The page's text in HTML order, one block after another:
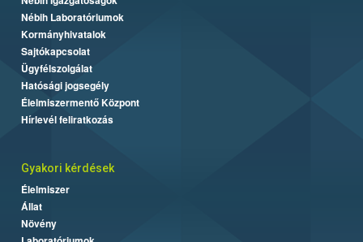
Nébih Laboratóriumok
Kormányhivatalok
Sajtókapcsolat
Ügyfélszolgálat
Hatósági jogsegély
Élelmiszermentő Központ
Hírlevél feliratkozás
Gyakori kérdések
Élelmiszer
Állat
Növény